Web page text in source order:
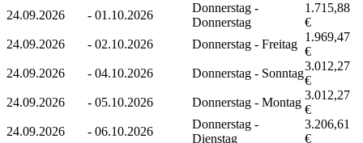
24.09.2026
- 01.10.2026
Donnerstag -
Donnerstag
1.715,88
€
24.09.2026
- 02.10.2026 Donnerstag - Freitag
1.969,47
€
24.09.2026
- 04.10.2026 Donnerstag - Sonntag
3.012,27
€
24.09.2026
- 05.10.2026 Donnerstag - Montag
3.012,27
€
24.09.2026
- 06.10.2026
Donnerstag -
Dienstag
3.206,61
€